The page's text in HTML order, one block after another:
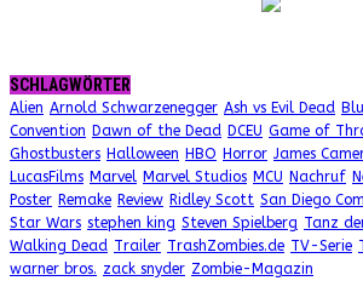
SCHLAGWÖRTER
Alien Arnold Schwarzenegger Ash vs Evil Dead
Convention Dawn of the Dead DCEU Game of
Ghostbusters Halloween HBO Horror James
LucasFilms Marvel Marvel Studios MCU Nachruf
Poster Remake Review Ridley Scott San Diego
Star Wars stephen king Steven Spielberg Tanz
Walking Dead Trailer TrashZombies.de TV-Serie
warner bros. zack snyder Zombie-Magazin